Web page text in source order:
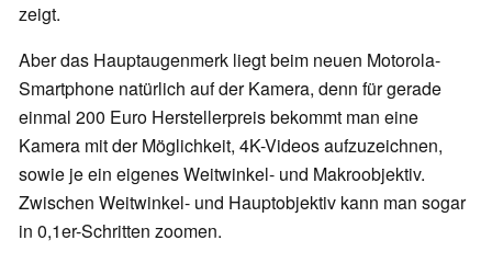
zeigt.
Aber das Hauptaugenmerk liegt beim neuen Motorola-
Smartphone natürlich auf der Kamera, denn für gerade
einmal 200 Euro Herstellerpreis bekommt man eine
Kamera mit der Möglichkeit, 4K-Videos aufzuzeichnen,
sowie je ein eigenes Weitwinkel- und Makroobjektiv.
Zwischen Weitwinkel- und Hauptobjektiv kann man sogar
in 0,1er-Schritten zoomen.